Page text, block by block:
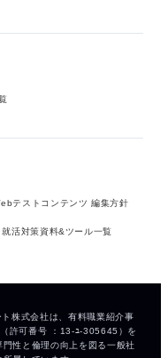
テストコンテンツ 編集方針
就活対策資料&ツール一覧